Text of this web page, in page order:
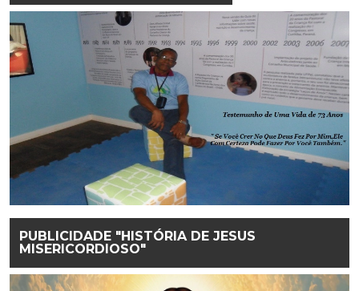
PUBLICIDADE "HISTÓRIA DE JESUS
MISERICORDIOSO"